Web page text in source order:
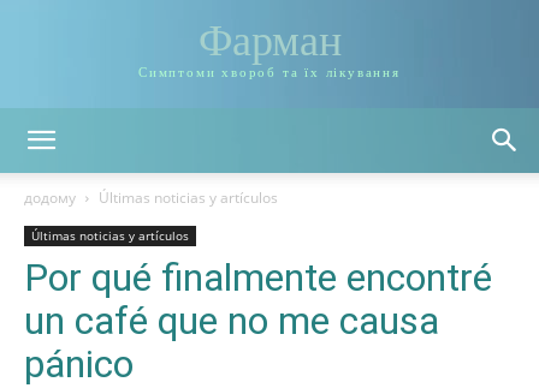
Фарман
Симптоми хвороб та їх лікування
додому Últimas noticias y artículos
Últimas noticias y artículos
Por qué finalmente encontré
un café que no me causa
pánico